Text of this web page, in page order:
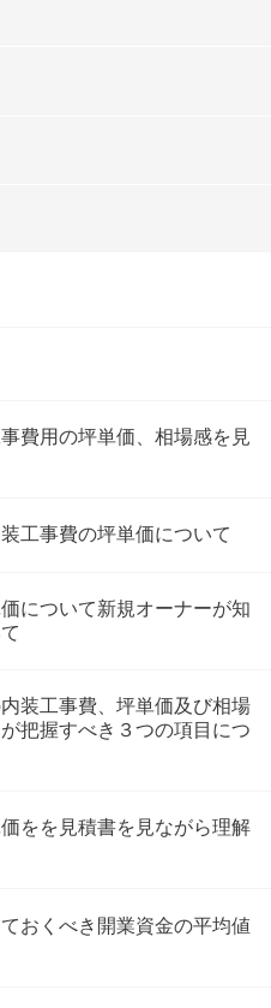
費用の坪単価、相場感を見
工事費の坪単価について
について新規オーナーが知
装工事費、坪単価及び相場
把握すべき３つの項目につ
をを見積書を見ながら理解
おくべき開業資金の平均値